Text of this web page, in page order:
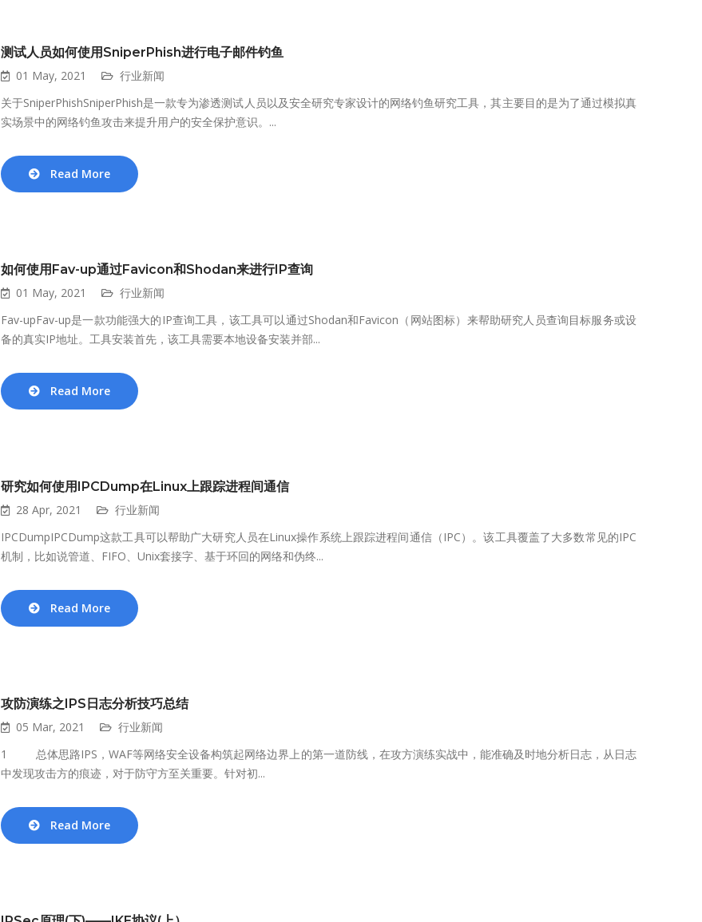
测试人员如何使用SniperPhish进行电子邮件钓鱼
01 May, 2021
行业新闻
关于SniperPhishSniperPhish是一款专为渗透测试人员以及安全研究专家设计的网络钓鱼研究工具，其主要目的是为了通过模拟真
实场景中的网络钓鱼攻击来提升用户的安全保护意识。...
Read More
如何使用Fav-up通过Favicon和Shodan来进行IP查询
01 May, 2021
行业新闻
Fav-upFav-up是一款功能强大的IP查询工具，该工具可以通过Shodan和Favicon（网站图标）来帮助研究人员查询目标服务或设
备的真实IP地址。工具安装首先，该工具需要本地设备安装并部...
Read More
研究如何使用IPCDump在Linux上跟踪进程间通信
28 Apr, 2021
行业新闻
IPCDumpIPCDump这款工具可以帮助广大研究人员在Linux操作系统上跟踪进程间通信（IPC）。该工具覆盖了大多数常见的IPC
机制，比如说管道、FIFO、Unix套接字、基于环回的网络和伪终...
Read More
攻防演练之IPS日志分析技巧总结
05 Mar, 2021
行业新闻
1 总体思路IPS，WAF等网络安全设备构筑起网络边界上的第一道防线，在攻方演练实战中，能准确及时地分析日志，从日志
中发现攻击方的痕迹，对于防守方至关重要。针对初...
Read More